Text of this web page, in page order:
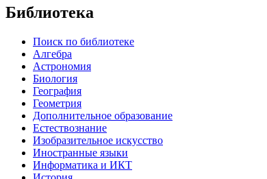
Библиотека
Поиск по библиотеке
Алгебра
Астрономия
Биология
География
Геометрия
Дополнительное образование
Естествознание
Изобразительное искусство
Иностранные языки
Информатика и ИКТ